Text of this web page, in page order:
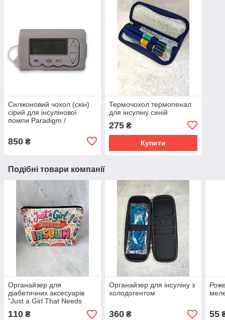
Силіконовий чохол (скін)
сірий для інсулінової
помпи Paradigm /
850 ₴
Термочохол термопенал
для інсуліну синій
275₴
Купити
Подібні товари компанії
Органайзер для
діабетичних аксесуарів
"Just a Girl That Needs
110 ₴
Органайзер для інсуліну з
холодогентом
360₴ 55